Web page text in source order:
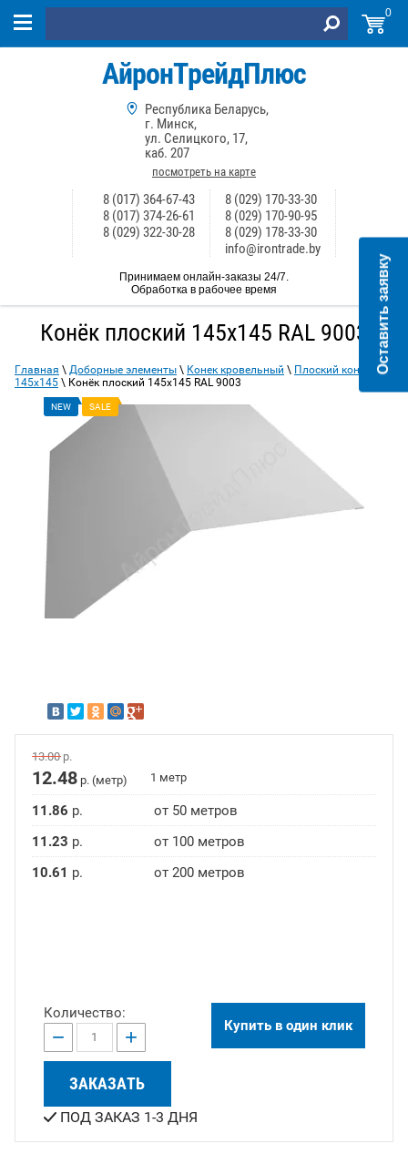
АйронТрейдПлюс
Принимаем онлайн-заказы 24/7.
Обработка в рабочее время
Оставить заявку
Республика Беларусь,
г. Минск,
ул. Селицкого, 17,
каб. 207
посмотреть на карте
8 (017) 364-67-43
8 (017) 374-26-61
8 (029) 322-30-28
8 (029) 170-33-30
8 (029) 170-90-95
8 (029) 178-33-30
info@irontrade.by
Конёк плоский 145х145 RAL 9003
Главная \ Доборные элементы \ Конек кровельный \ Плоский конёк
145х145 \ Конёк плоский 145х145 RAL 9003
NEW SALE
13.00р.
12.48 р. (метр) 1 метр
11.86 р.
от 50 метров
11.23 р.
от 100 метров
10.61 р. от 200 метров
Количество:
− +
ЗАКАЗАТЬ
ПОД ЗАКАЗ 1-3 ДНЯ
Купить в один клик
0